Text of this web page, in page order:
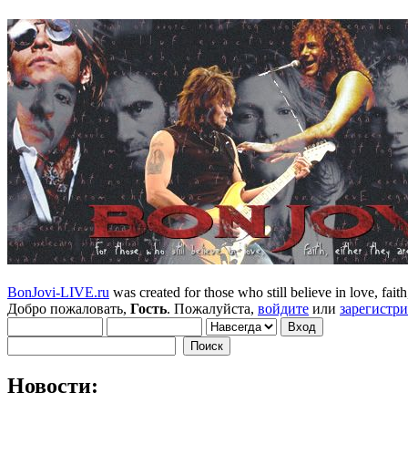
BonJovi-LIVE.ru was created for those who still believe in love,
Добро пожаловать, Гость. Пожалуйста, войдите или
Новости: